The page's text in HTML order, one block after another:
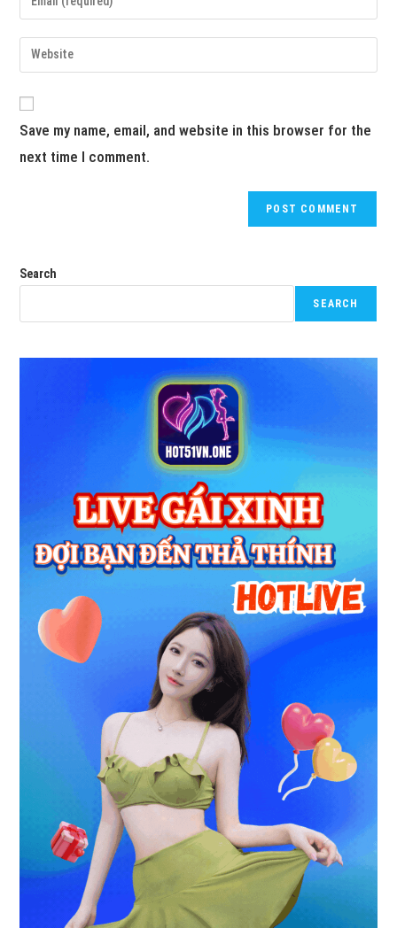
Save my name, email, and website in this browser for the
next time I comment.
Search
SEARCH